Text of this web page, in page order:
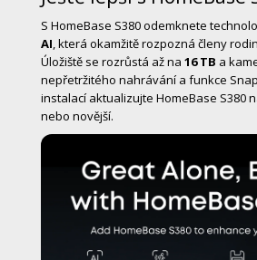
S HomeBase S380 odemknete
AI, která okamžitě rozpozná členy
Úložiště se rozrůstá až na 16 TB a
nepřetržitého nahrávání a funkce
instalací aktualizujte HomeBase S380
nebo novější.